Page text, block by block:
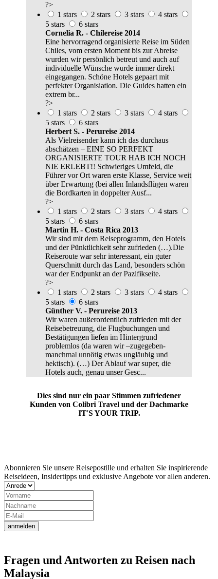
?>
1 stars
2 stars 3 stars
4 stars
5 stars
6 stars
Cornelia R. - Chilereise 2014
Eine hervorragend organisierte Reise im Süden
Chiles, vom ersten Moment bis zur Abreise
wurden wir persönlich betreut und auch auf
individuelle Wünsche wurde immer direkt
eingegangen. Schöne Hotels gepaart mit
perfekter Organisiation. Die Guides hatten ein
extrem br...
?>
1 stars
2 stars 3 stars
4 stars
5 stars
6 stars
Herbert S. - Perureise 2014
Als Vielreisender kann ich das durchaus
abschätzen – EINE SO PERFEKT
ORGANISIERTE TOUR HAB ICH NOCH
NIE ERLEBT!! Schwieriges Umfeld, die
Führer vor Ort waren erste Klasse, Service weit
über Erwartung (bei allen Inlandsflügen waren
die Bordkarten in doppelter Ausf...
?>
1 stars
2 stars 3 stars
4 stars
5 stars
6 stars
Martin H. - Costa Rica 2013
Wir sind mit dem Reiseprogramm, den Hotels
und der Pünktlichkeit sehr zufrieden (…).Die
Reiseroute war sehr interessant, ein guter
Querschnitt durch das Land, besonders schön
war der Endpunkt an der Pazifikseite.
?>
1 stars
2 stars 3 stars
4 stars
5 stars
6 stars
Günther V. - Perureise 2013
Wir waren außerordentlich zufrieden mit der
Reisebetreuung, die Flugbuchungen und
Bestätigungen liefen im Hintergrund
problemlos (da waren wir –zugegeben-
manchmal unnötig etwas ungläubig und
hektisch). (…) Der Ablauf war super, die
Hotels auch, genau unser Gesc...
Dies sind nur ein paar Stimmen zufriedener
Kunden von Colibri Travel und der Dachmarke
IT'S YOUR TRIP.
Abonnieren Sie unsere Reisepostille und erhalten Sie inspirierende
Reiseideen, Insidertipps und exklusive Angebote vor allen anderen.
anmelden
Fragen und Antworten zu Reisen nach
Malaysia